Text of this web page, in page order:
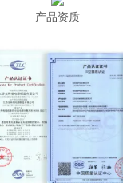
产品资质